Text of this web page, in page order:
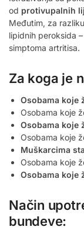
od protivupalnih
Međutim, za
lipidnih peroksida
simptoma artritisa.
Za koga je
Osobama koje
Osobama koje
Osobama koje
Osobama koje
Muškarcima
Osobama koje
Osobama koje
Način
bundeve: